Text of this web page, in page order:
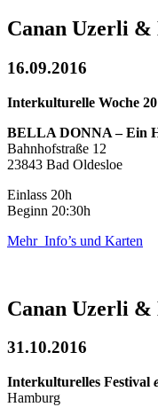
Canan Uzerli &
16.09.2016
Interkulturelle Woche
BELLA DONNA – Ein
Bahnhofstraße 12
23843 Bad Oldesloe
Einlass 20h
Beginn 20:30h
Mehr Info’s und Karten
Canan Uzerli &
31.10.2016
Interkulturelles Festival
Hamburg